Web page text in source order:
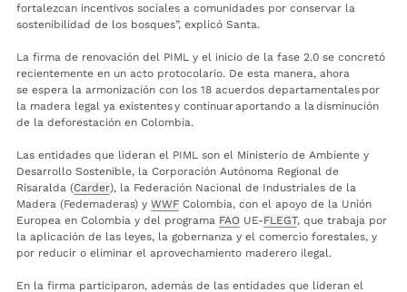
fortalezcan incentivos sociales a comunidades por conservar la
sostenibilidad de los bosques”, explicó Santa.
La firma de renovación del PIML y el inicio de la fase 2.0 se concretó
recientemente en un acto protocolario. De esta manera, ahora
se espera la armonización con los 18 acuerdos departamentales por
la madera legal ya existentes y continuar aportando a la disminución
de la deforestación en Colombia.
Las entidades que lideran el PIML son el Ministerio de Ambiente y
Desarrollo Sostenible, la Corporación Autónoma Regional de
Risaralda (Carder), la Federación Nacional de Industriales de la
Madera (Fedemaderas) y WWF Colombia, con el apoyo de la Unión
Europea en Colombia y del programa FAO UE-FLEGT, que trabaja por
la aplicación de las leyes, la gobernanza y el comercio forestales, y
por reducir o eliminar el aprovechamiento maderero ilegal.
En la firma participaron, además de las entidades que lideran el